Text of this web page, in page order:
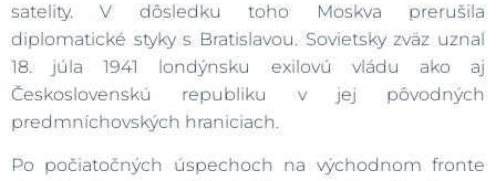
satelity. V dôsledku toho Moskva prerušila
diplomatické styky s Bratislavou. Sovietsky zväz uznal
18. júla 1941 londýnsku exilovú vládu ako aj
Československú republiku v jej pôvodných
predmníchovských hraniciach.
Po počiatočných úspechoch na východnom fronte